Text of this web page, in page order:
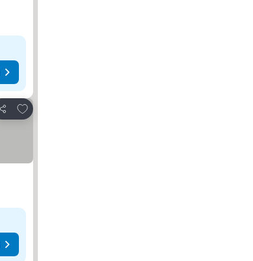
Condividi
Aggiungi ai preferiti